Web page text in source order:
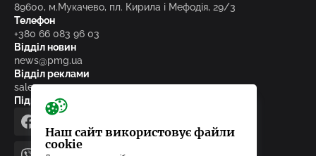
89600, м.Мукачево, пл. Кирила і Мефодія, 29/3
Телефон
+380 66 083 96 03
Відділ новин
news@pmg.ua
Відділ реклами
sales@pmg.ua
Підписуйтесь на нас у соціальних мережах
facebooktelegram
Наш сайт використовує файли
cookie